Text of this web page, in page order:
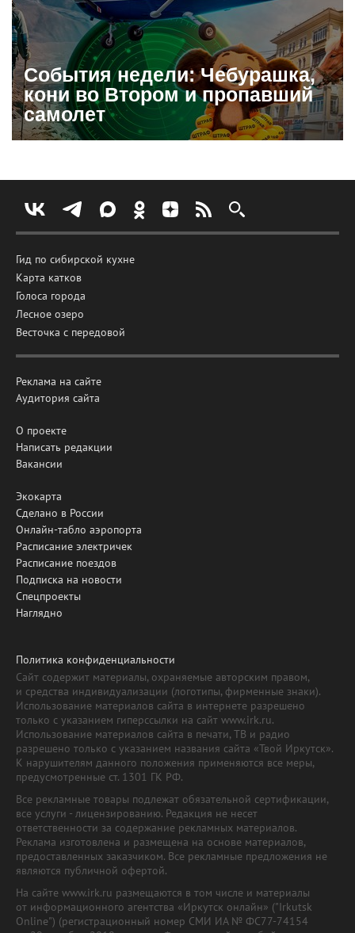
События недели: Чебурашка,
кони во Втором и пропавший
самолет
Гид по сибирской кухне
Карта катков
Голоса города
Лесное озеро
Весточка с передовой
Реклама на сайте
Аудитория сайта
О проекте
Написать редакции
Вакансии
Экокарта
Сделано в России
Онлайн-табло аэропорта
Расписание электричек
Расписание поездов
Подписка на новости
Спецпроекты
Наглядно
Политика конфиденциальности
Сайт содержит материалы, охраняемые авторским правом,
и средства индивидуализации (логотипы, фирменные знаки).
Использование материалов сайта в интернете разрешено
только с указанием гиперссылки на сайт www.irk.ru.
Использование материалов сайта в печати, ТВ и радио
разрешено только с указанием названия сайта «Твой Иркутск».
К нарушителям данного положения применяются все меры,
предусмотренные ст. 1301 ГК РФ.
Все рекламные товары подлежат обязательной сертификации,
все услуги - лицензированию. Редакция не несет
ответственности за содержание рекламных материалов.
Реклама изготовлена и размещена на основе материалов,
предоставленных заказчиком. Все рекламные предложения не
являются публичной офертой.
На сайте www.irk.ru размещаются в том числе и материалы
от информационного агентства «Иркутск онлайн» ("Irkutsk
Online") (регистрационный номер СМИ ИА № ФС77-74154